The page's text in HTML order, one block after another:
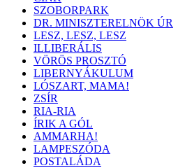
SZOBORPARK
DR. MINISZTERELNÖK ÚR
LESZ, LESZ, LESZ
ILLIBERÁLIS
VÖRÖS PROSZTÓ
LIBERNYÁKULUM
LÓSZART, MAMA!
ZSÍR
RIA-RIA
ÍRIK A GÓL
AMMARHA!
LAMPESZÓDA
POSTALÁDA